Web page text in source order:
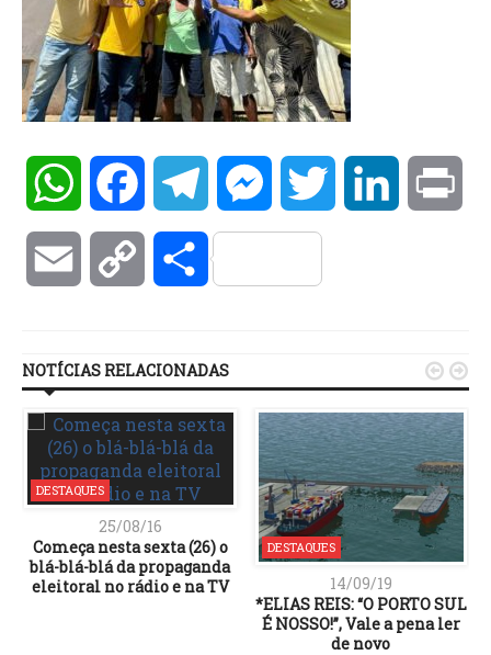
WhatsAppFacebookTelegramMessengerTwitter LinkedIn
Email Copy Compartilhar
NOTÍCIAS RELACIONADAS
DESTAQUES
25/08/16
Começa nesta sexta (26) o
blá-blá-blá da propaganda
eleitoral no rádio e na TV
DESTAQUES
14/09/19
*ELIAS REIS: “O PORTO SUL
É NOSSO!”, Vale a pena ler
de novo
 